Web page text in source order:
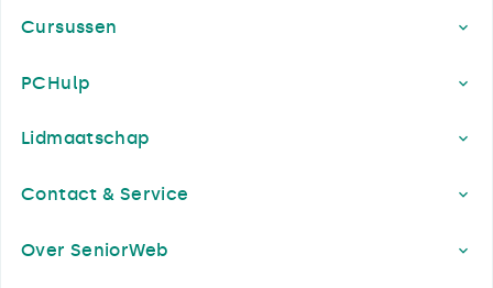
Cursussen
PCHulp
Lidmaatschap
Contact & Service
Over SeniorWeb